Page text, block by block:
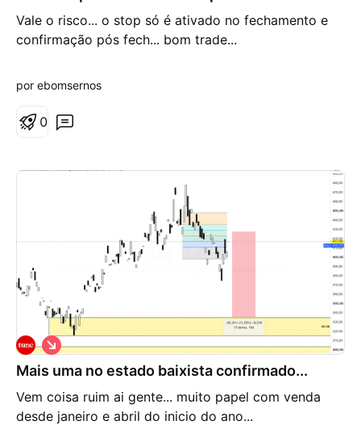
Vale o risco... o stop só é ativado no fechamento e
confirmação pós fech... bom trade...
d
e
a
a
por ebomsernos
0
Mais uma no estado baixista confirmado...
Vem coisa ruim ai gente... muito papel com venda
desde janeiro e abril do inicio do ano...
V
i
é
d
e
b